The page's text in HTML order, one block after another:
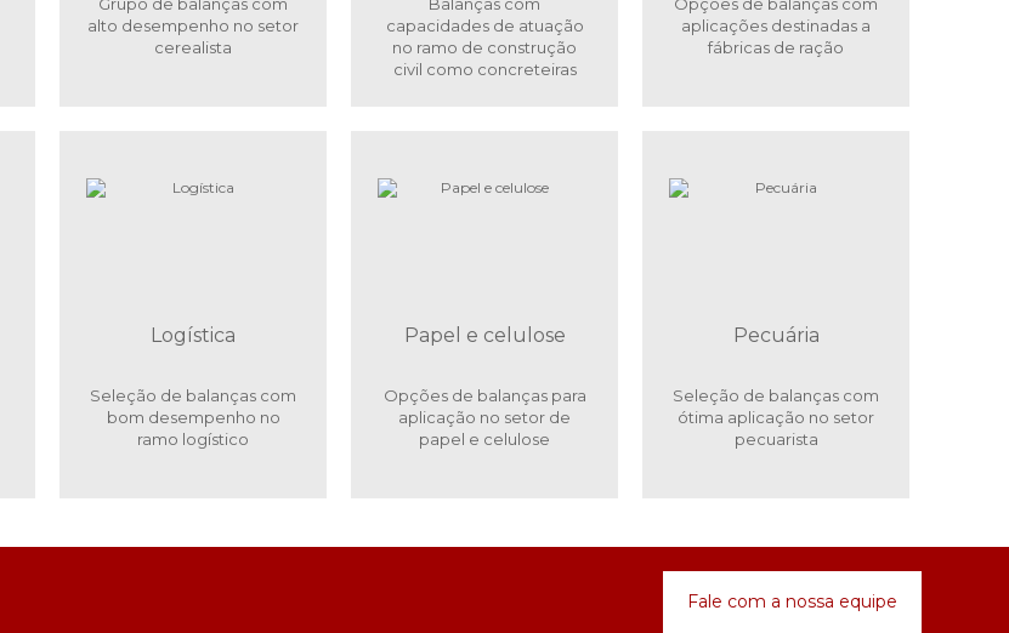
alto desempenho no setor
cerealista
capacidades de atuação
no ramo de construção
civil como concreteiras
aplicações destinadas a
fábricas de ração
Logística
Seleção de balanças com
bom desempenho no
ramo logístico
Papel e celulose
Opções de balanças para
aplicação no setor de
papel e celulose
Pecuária
Seleção de balanças com
ótima aplicação no setor
pecuarista
Fale com a nossa equipe